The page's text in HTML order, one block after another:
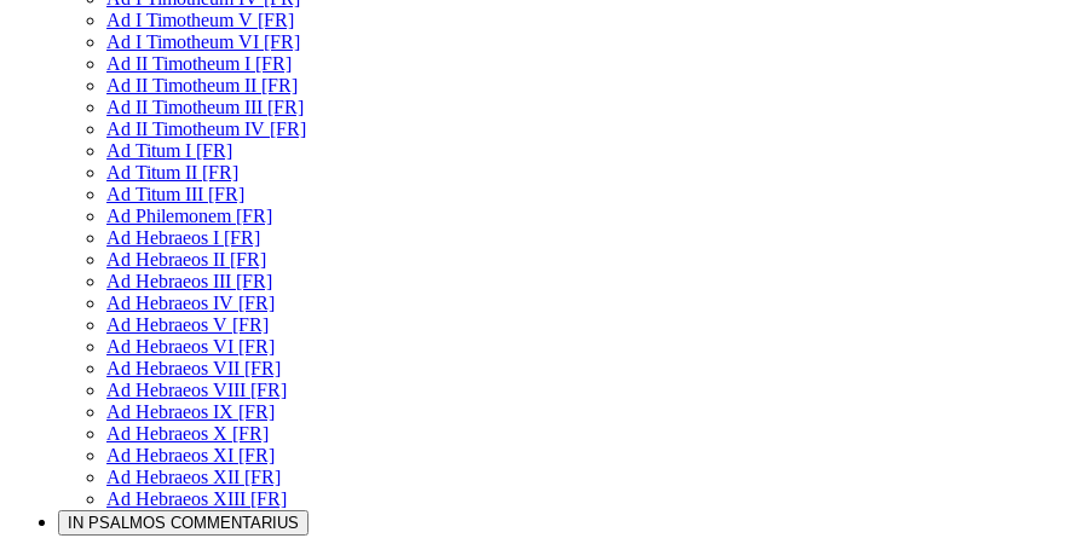
Ad I Timotheum V [FR]
Ad I Timotheum VI [FR]
Ad II Timotheum I [FR]
Ad II Timotheum II [FR]
Ad II Timotheum III [FR]
Ad II Timotheum IV [FR]
Ad Titum I [FR]
Ad Titum II [FR]
Ad Titum III [FR]
Ad Philemonem [FR]
Ad Hebraeos I [FR]
Ad Hebraeos II [FR]
Ad Hebraeos III [FR]
Ad Hebraeos IV [FR]
Ad Hebraeos V [FR]
Ad Hebraeos VI [FR]
Ad Hebraeos VII [FR]
Ad Hebraeos VIII [FR]
Ad Hebraeos IX [FR]
Ad Hebraeos X [FR]
Ad Hebraeos XI [FR]
Ad Hebraeos XII [FR]
Ad Hebraeos XIII [FR]
IN PSALMOS COMMENTARIUS